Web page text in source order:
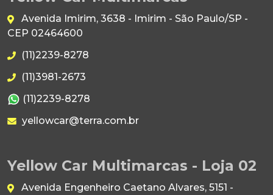
Avenida Imirim, 3638 - Imirim - São Paulo/SP -
CEP 02464600
(11)2239-8278
(11)3981-2673
(11)2239-8278
yellowcar@terra.com.br
Yellow Car Multimarcas - Loja 02
Avenida Engenheiro Caetano Alvares, 5151 -